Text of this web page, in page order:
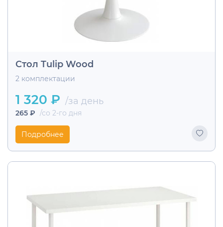
Стол Tulip Wood
2 комплектации
1 320 ₽ /за день
265 ₽ /со 2-го дня
Подробнее